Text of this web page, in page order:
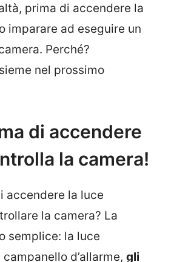
prima di accendere la
imparare ad eseguire un
Perché?
nel prossimo
di accendere
la camera!
accendere la luce
la camera? La
semplice: la luce
d’allarme, gli